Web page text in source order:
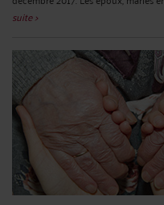
suite >